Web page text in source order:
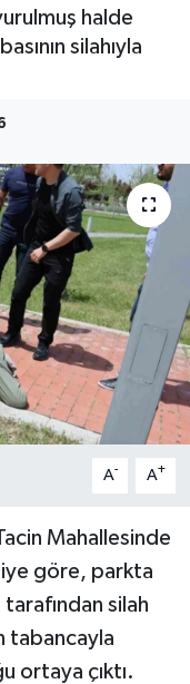
halde
silahıyla
A- A+
Mahallesinde
göre, parkta
silah
tabancayla
ortaya çıktı.